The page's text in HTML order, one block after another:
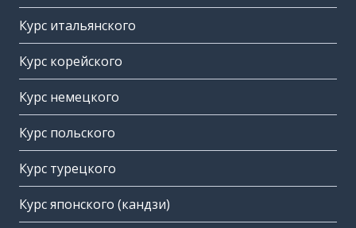
Курс итальянского
Курс корейского
Курс немецкого
Курс польского
Курс турецкого
Курс японского (кандзи)